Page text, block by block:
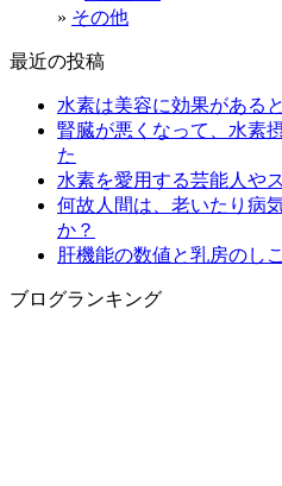
その他
最近の投稿
水素は美容に効果がある
腎臓が悪くなって、水素
た
水素を愛用する芸能人や
何故人間は、老いたり病
か？
肝機能の数値と乳房のし
ブログランキング